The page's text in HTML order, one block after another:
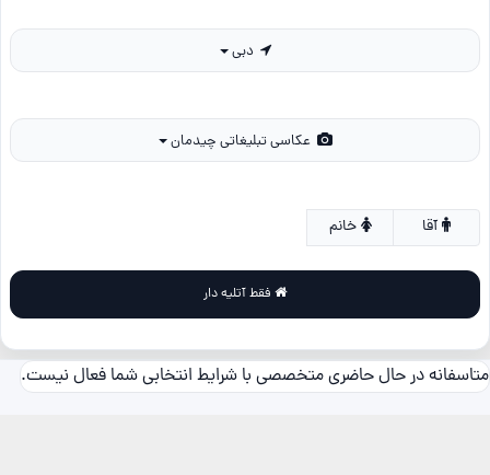
خانم
متاسفانه در حال حاضری متخصصی با شرایط انتخابی شما فعال نیست.